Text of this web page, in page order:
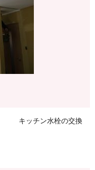
キッチン水栓の交換